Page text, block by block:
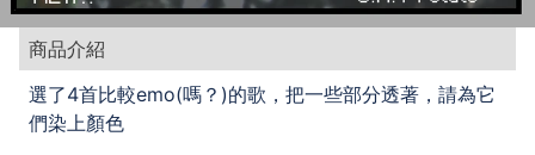
商品介紹
選了4首比較emo(嗎？)的歌，把一些部分透著，請為它
們染上顏色